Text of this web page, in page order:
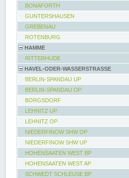
BONAFORTH
GUNTERSHAUSEN
GREBENAU
ROTENBURG
HAMME
RITTERHUDE
HAVEL-ODER-WASSERSTRASSE
BERLIN-SPANDAU UP
BERLIN-SPANDAU OP
BORGSDORF
LEHNITZ UP
LEHNITZ OP
NIEDERFINOW SHW OP
NIEDERFINOW SHW UP
HOHENSAATEN WEST BP
HOHENSAATEN WEST AP
SCHWEDT SCHLEUSE BP